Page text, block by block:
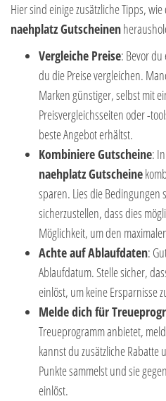
Hier sind einige zusätzliche Tipps,
naehplatz Gutscheinen
Vergleiche Preise: Bevor
du die Preise vergleichen.
Marken günstiger, selbst mit
Preisvergleichsseiten oder -
beste Angebot erhältst.
Kombiniere Gutscheine:
naehplatz Gutscheine
sparen. Lies die Bedingungen
sicherzustellen, dass dies
Möglichkeit, um den
Achte auf Ablaufdaten:
Ablaufdatum. Stelle sicher,
einlöst, um keine Ersparnisse
Melde dich für
Treueprogramm anbietet,
kannst du zusätzliche
Punkte sammelst und sie
einlöst.